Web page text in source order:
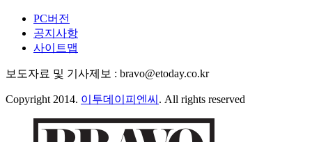
PC버전
공지사항
사이트맵
보도자료 및 기사제보 : bravo@etoday.co.kr
Copyright 2014. 이투데이피엔씨 . All rights reserved